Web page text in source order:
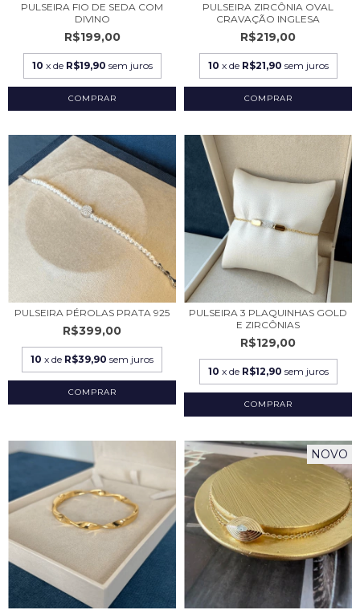
PULSEIRA FIO DE SEDA COM
DIVINO
R$199,00
10 x de R$19,90 sem juros
COMPRAR
PULSEIRA ZIRCÔNIA OVAL
CRAVAÇÃO INGLESA
R$219,00
10 x de R$21,90 sem juros
PULSEIRA PÉROLAS PRATA 925
R$399,00
10 x de R$39,90 sem juros
PULSEIRA 3 PLAQUINHAS GOLD
E ZIRCÔNIAS
R$129,00
10 x de R$12,90 sem juros
NOVO